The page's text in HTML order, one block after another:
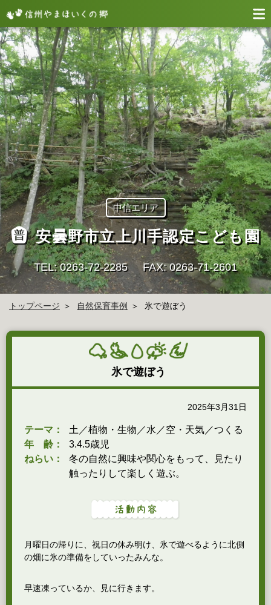
中信エリア
安曇野市立上川手認定こども園
TEL: 0263-72-2285 FAX: 0263-71-2601
トップページ 自然保育事例 氷で遊ぼう
氷で遊ぼう
2025年3月31日
テーマ：
土／植物・生物／水／空・天気／つくる
年 齢：
3.4.5歳児
ねらい：
冬の自然に興味や関心をもって、見たり
触ったりして楽しく遊ぶ。
月曜日の帰りに、祝日の休み明け、氷で遊べるように北側
の畑に氷の準備をしていったみんな。
早速凍っているか、見に行きます。